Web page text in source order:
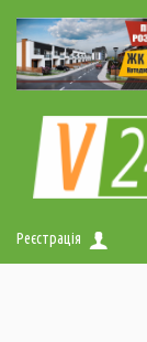
Реєстрація